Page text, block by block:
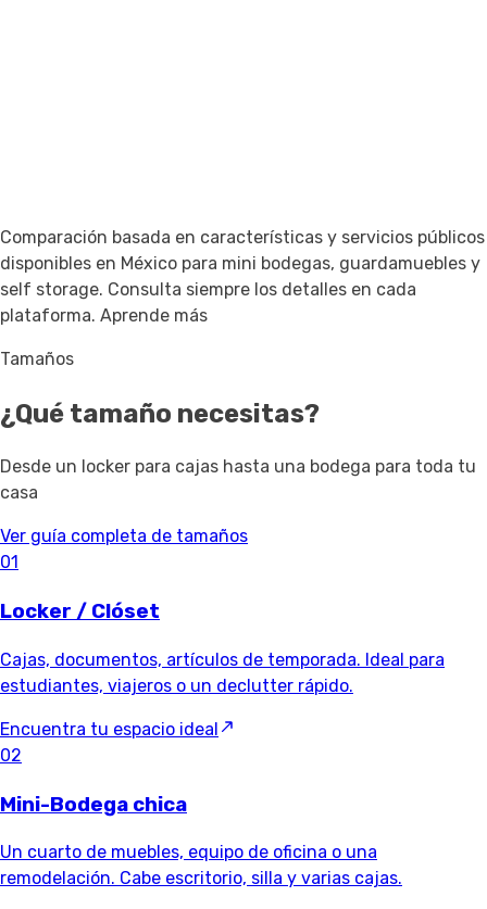
Comparación basada en características y servicios públicos
disponibles en México para mini bodegas, guardamuebles y
self storage. Consulta siempre los detalles en cada
plataforma. Aprende más
Tamaños
¿Qué tamaño necesitas?
Desde un locker para cajas hasta una bodega para toda tu
casa
Ver guía completa de tamaños
01
Locker / Clóset
Cajas, documentos, artículos de temporada. Ideal para
estudiantes, viajeros o un declutter rápido.
Encuentra tu espacio ideal
02
Mini-Bodega chica
Un cuarto de muebles, equipo de oficina o una
remodelación. Cabe escritorio, silla y varias cajas.